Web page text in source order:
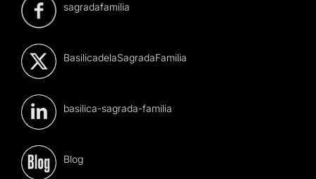
sagradafamilia
BasilicadelaSagradaFamilia
basilica-sagrada-familia
Blog